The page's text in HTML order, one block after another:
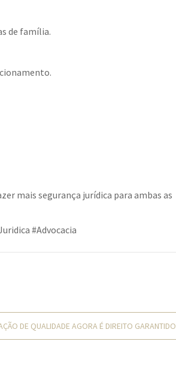
de família.
mais segurança jurídica para ambas as
#Advocacia
DE QUALIDADE AGORA É DIREITO GARANTIDO